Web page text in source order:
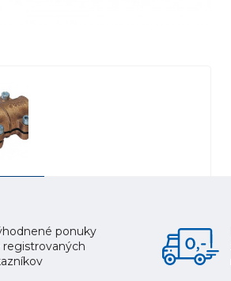
ponuky
registrovaných